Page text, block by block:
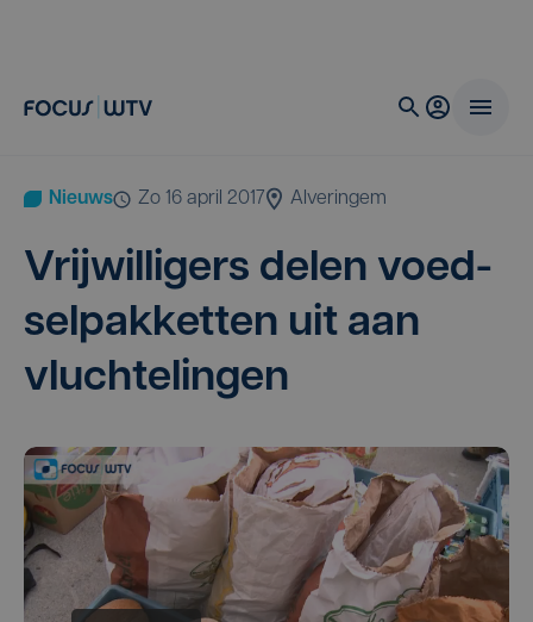
Nieuws zo 16 april 2017 Alveringem
Vrij­wil­li­gers delen voed­
sel­pak­ket­ten uit aan
vluchtelingen